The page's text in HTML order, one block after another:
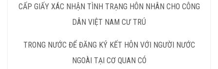
CẤP GIẤY XÁC NHẬN TÌNH TRẠNG HÔN NHÂN CHO CÔNG
DÂN VIỆT NAM CƯ TRÚ
TRONG NƯỚC ĐỂ ĐĂNG KÝ KẾT HÔN VỚI NGƯỜI NƯỚC
NGOÀI TẠI CƠ QUAN CÓ